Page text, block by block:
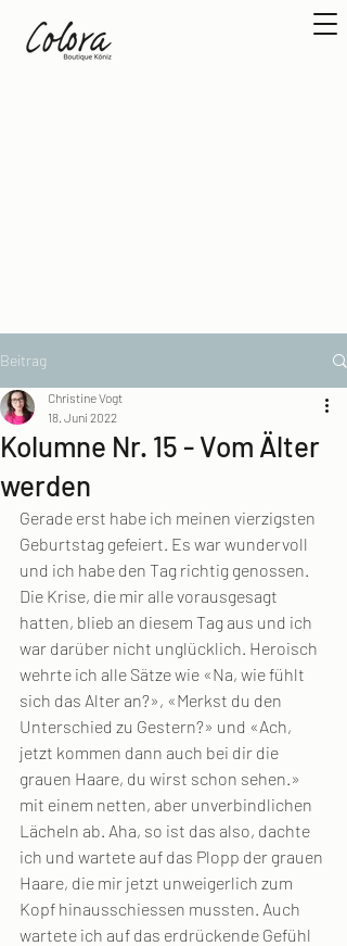
Beitrag
Kolumne Nr. 15 - Vom Älter
werden
Christine Vogt
18. Juni 2022
Gerade erst habe ich meinen vierzigsten
Geburtstag gefeiert. Es war wundervoll
und ich habe den Tag richtig genossen.
Die Krise, die mir alle vorausgesagt
hatten, blieb an diesem Tag aus und ich
war darüber nicht unglücklich. Heroisch
wehrte ich alle Sätze wie «Na, wie fühlt
sich das Alter an?», «Merkst du den
Unterschied zu Gestern?» und «Ach,
jetzt kommen dann auch bei dir die
grauen Haare, du wirst schon sehen.»
mit einem netten, aber unverbindlichen
Lächeln ab. Aha, so ist das also, dachte
ich und wartete auf das Plopp der grauen
Haare, die mir jetzt unweigerlich zum
Kopf hinausschiessen mussten. Auch
wartete ich auf das erdrückende Gefühl